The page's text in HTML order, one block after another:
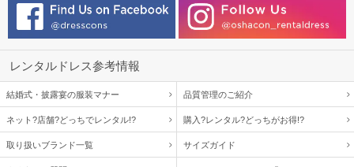
ランドセルとよく合っていました。
素敵なドレスをありがとうございました。
【一緒に注文した商品】
POMPKINS
レンタルドレス参考情報
結婚式・披露宴の服装マナー 品質管理のご紹介
ネット?店舗?どっちでレンタル!? 購入?レンタル?どっちがお得!?
取り扱いブランド一覧 サイズガイド